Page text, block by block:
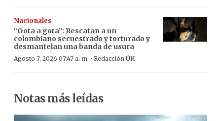
Nacionales
“Gota a gota”: Rescatan a un
colombiano secuestrado y torturado y
desmantelan una banda de usura
Agosto 7, 2026 07:47 a. m. · Redacción ÚH
Notas más leídas